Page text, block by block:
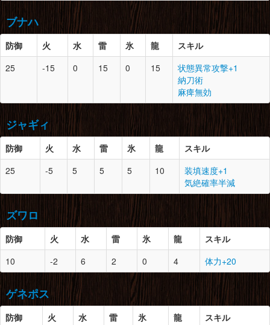
脚
4 1
なぞの骨×2
竜骨【中】×1
とがった牙×1
腰
4 0
マカライト鉱石×2
竜骨【小】×2
鉄鉱石×3
マカライト鉱石×4
大地の結晶×2
鉄鉱石×2
草食竜の甲殻×2
鉄鉱石×2
胴
4
草食竜の頭殻×1
草食竜の甲殻×2
大地の結晶×2
草食竜の甲殻×2
竜骨【中】×4
腰
4 1
草食竜の甲殻×2
草食竜の頭殻×1
大地の結晶×2
草食竜の甲殻×2
竜骨【小】×4
鉄鉱石×2
ブナハ
防御 火 水 雷 氷 龍
スキル
25
-15 0 15 0 15
状態異常攻撃+1
納刀術
麻痺無効
頭
5 0
飛甲虫の甲殻×2
飛甲虫の羽×3
雷光虫×1
のりこねバッタ×2
胴
5 0
飛甲虫の甲殻×2
飛甲虫の羽×3
モンスターの体液×2
雷光虫×1
腕
0
飛甲虫の羽×3
飛行尾中の甲殻×2
甲虫の腹袋×2
飛甲虫の羽×3
飛甲虫の甲殻×2
モンスターの体液×1
光蟲×2
ジャギィ
防御 火 水 雷 氷 龍
スキル
25
-5 5 5 5 10
装填速度+1
気絶確率半減
防御 スロット
必要素材
頭
5 1
狗竜の皮×3
狗竜の爪×1
ジャギィの鱗×2
鉄鉱石×3
胴
5 0
王者のエリマキ×1
狗竜の爪×2
ジャギィの皮×3
腕
5 1
狗竜の爪×2
狗竜の皮×3
ズワロ
防御 火 水 雷 氷 龍
スキル
10
-2 6 2 0 4 体力+20
防御 スロット
必要素材
頭
5 3
垂皮竜の皮×2
マカライト鉱石×4
暖かい毛皮×3
胴
0
垂皮竜の皮×4
ゲネポス
防御 火 水 雷 氷 龍
スキル